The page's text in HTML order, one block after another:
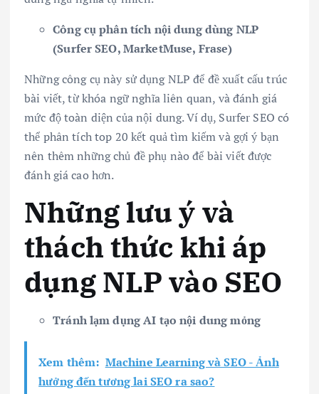
Công cụ phân tích nội dung dùng NLP
(Surfer SEO, MarketMuse, Frase)
Những công cụ này sử dụng NLP để đề xuất cấu trúc
bài viết, từ khóa ngữ nghĩa liên quan, và đánh giá
mức độ toàn diện của nội dung. Ví dụ, Surfer SEO có
thể phân tích top 20 kết quả tìm kiếm và gợi ý bạn
nên thêm những chủ đề phụ nào để bài viết được
đánh giá cao hơn.
Những lưu ý và
thách thức khi áp
dụng NLP vào SEO
Tránh lạm dụng AI tạo nội dung mỏng
Xem thêm: Machine Learning và SEO - Ảnh
hưởng đến tương lai SEO ra sao?